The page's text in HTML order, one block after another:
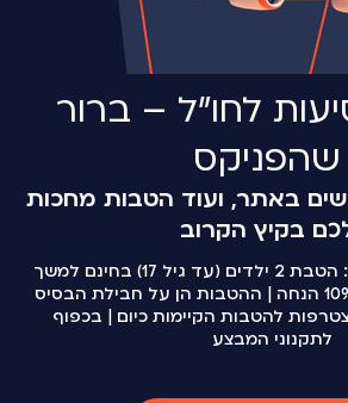
לחו"ל – ברור
שהפניקס
באתר, ועוד הטבות מחכות
בקיץ הקרוב
הטבות לרוכשי האתר: הטבת 2 ילדים (עד גיל 17) בחינם למשך
5 ימי ביטוח | הטבת 10% הנחה | ההטבות הן על חבילת הבסיס
להטבות הקיימות כיום | בכפוף
לתקנוני המבצע